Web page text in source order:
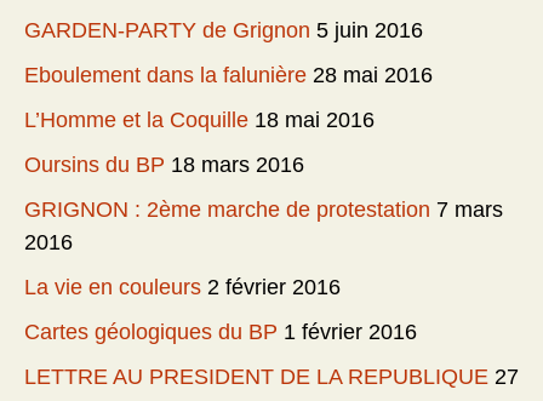
GARDEN-PARTY de Grignon 5 juin 2016
Eboulement dans la falunière 28 mai 2016
L’Homme et la Coquille 18 mai 2016
Oursins du BP 18 mars 2016
GRIGNON : 2ème marche de protestation 7 mars
2016
La vie en couleurs 2 février 2016
Cartes géologiques du BP 1 février 2016
LETTRE AU PRESIDENT DE LA REPUBLIQUE 27